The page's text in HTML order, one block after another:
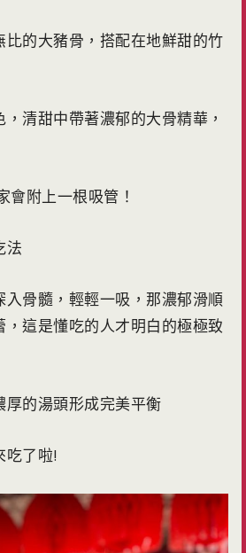
的大豬骨，搭配在地鮮甜的竹
清甜中帶著濃郁的大骨精華，
會附上一根吸管！
法
骨髓，輕輕一吸，那濃郁滑順
，這是懂吃的人才明白的極極致
的湯頭形成完美平衡
吃了啦!